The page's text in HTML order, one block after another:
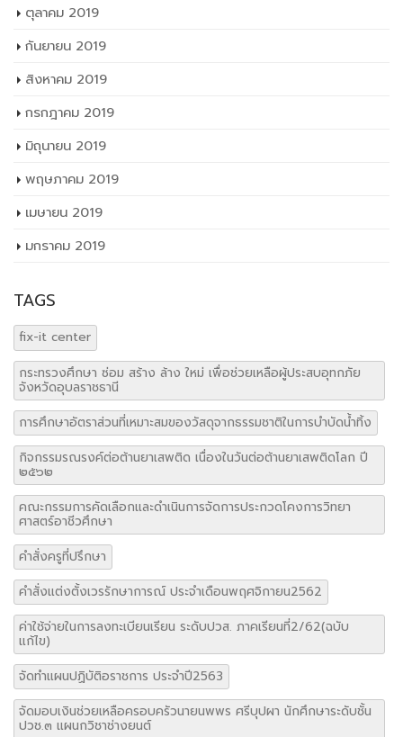
ตุลาคม 2019
กันยายน 2019
สิงหาคม 2019
กรกฎาคม 2019
มิถุนายน 2019
พฤษภาคม 2019
เมษายน 2019
มกราคม 2019
TAGS
fix-it center
กระทรวงศึกษา ซ่อม สร้าง ล้าง ใหม่ เพื่อช่วยเหลือผู้ประสบอุทกภัย
จังหวัดอุบลราชธานี
การศึกษาอัตราส่วนที่เหมาะสมของวัสดุจากธรรมชาติในการบำบัดน้ำทิ้ง
กิจกรรมรณรงค์ต่อต้านยาเสพติด เนื่องในวันต่อต้านยาเสพติดโลก ปี
๒๕๖๒
คณะกรรมการคัดเลือกและดำเนินการจัดการประกวดโคงการวิทยา
ศาสตร์อาชีวศึกษา
คำสั่งครูที่ปรึกษา
คำสั่งแต่งตั้งเวรรักษาการณ์ ประจำเดือนพฤศจิกายน2562
ค่าใช้จ่ายในการลงทะเบียนเรียน ระดับปวส. ภาคเรียนที่2/62(ฉบับ
แก้ไข)
จัดทำแผนปฏิบัติอราชการ ประจำปี2563
จัดมอบเงินช่วยเหลือครอบครัวนายนพพร ศรีบุปผา นักศึกษาระดับชั้น
ปวช.๓ แผนกวิชาช่างยนต์